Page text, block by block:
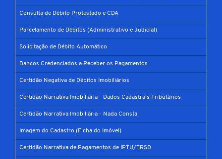
Consulta de Débito Protestado e CDA
Parcelamento de Débitos (Administrativo e Judicial)
Solicitação de Débito Automático
Bancos Credenciados a Receber os Pagamentos
Certidão Negativa de Débitos Imobiliários
Certidão Narrativa Imobiliária - Dados Cadastrais Tributários
Certidão Narrativa Imobiliária - Nada Consta
Imagem do Cadastro (Ficha do Imóvel)
Certidão Narrativa de Pagamentos de IPTU/TRSD